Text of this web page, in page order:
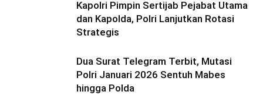
Kapolri Pimpin Sertijab Pejabat Utama
dan Kapolda, Polri Lanjutkan Rotasi
Strategis
Dua Surat Telegram Terbit, Mutasi
Polri Januari 2026 Sentuh Mabes
hingga Polda